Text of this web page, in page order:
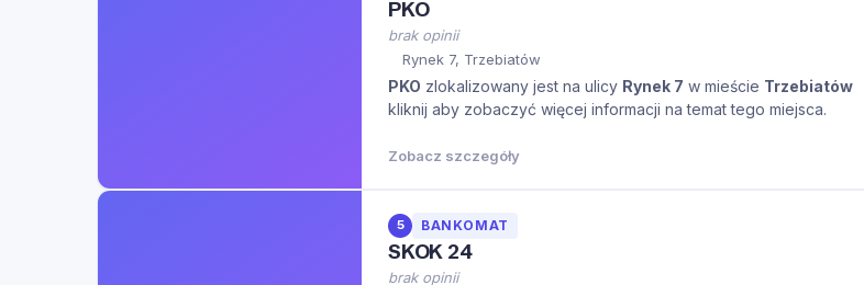
PKO
brak opinii
Rynek 7, Trzebiatów
PKO zlokalizowany jest na ulicy Rynek 7 w mieście Trzebiatów
kliknij aby zobaczyć więcej informacji na temat tego miejsca.
Zobacz szczegóły
5 BANKOMAT
SKOK 24
brak opinii